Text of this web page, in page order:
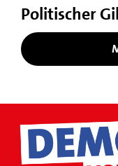
Politischer